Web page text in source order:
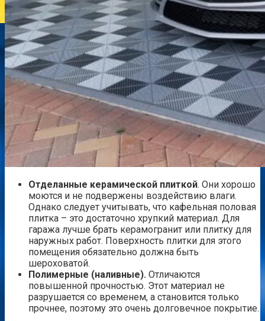
Отделанные керамической плиткой. Они хорошо
моются и не подвержены воздействию влаги.
Однако следует учитывать, что кафельная половая
плитка – это достаточно хрупкий материал. Для
гаража лучше брать керамогранит или плитку для
наружных работ. Поверхность плитки для этого
помещения обязательно должна быть
шероховатой.
Полимерные (наливные). Отличаются
повышенной прочностью. Этот материал не
разрушается со временем, а становится только
прочнее, поэтому это очень долговечное покрытие.